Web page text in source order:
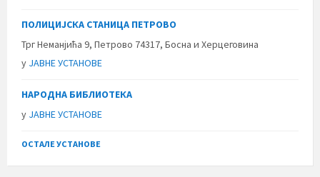
ПОЛИЦИЈСКА СТАНИЦА ПЕТРОВО
Трг Неманјића 9, Петрово 74317, Босна и Херцеговина
у ЈАВНЕ УСТАНОВЕ
НАРОДНА БИБЛИОТЕКА
у ЈАВНЕ УСТАНОВЕ
ОСТАЛЕ УСТАНОВЕ